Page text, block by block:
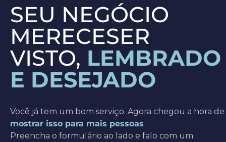
SEU NEGÓCIO
MERECESER
VISTO, LEMBRADO
E DESEJADO
Você já tem um bom serviço. Agora chegou a hora de
mostrar isso para mais pessoas
Preencha o formulário ao lado e falo com um